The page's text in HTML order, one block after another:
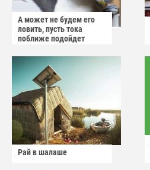
А может не будем его
ловить, пусть тока
поближе подойдет
Рай в шалаше